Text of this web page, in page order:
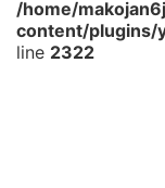
/home/
content/plugins/
line 2322